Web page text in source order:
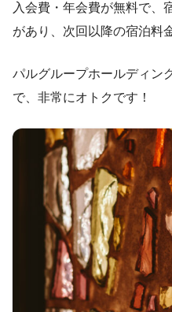
入会費・年会費が無料で、
があり、次回以降の宿泊料
パルグループホールディン
で、非常にオトクです！